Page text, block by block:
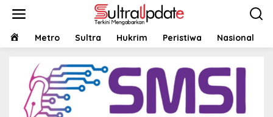
HOMEMetro Sultra Hukrim Peristiwa Nasional